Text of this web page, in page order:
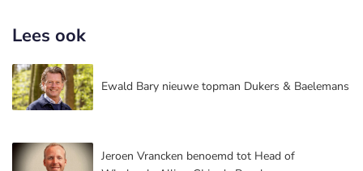
Lees ook
Ewald Bary nieuwe topman Dukers & Baelemans
Jeroen Vrancken benoemd tot Head of